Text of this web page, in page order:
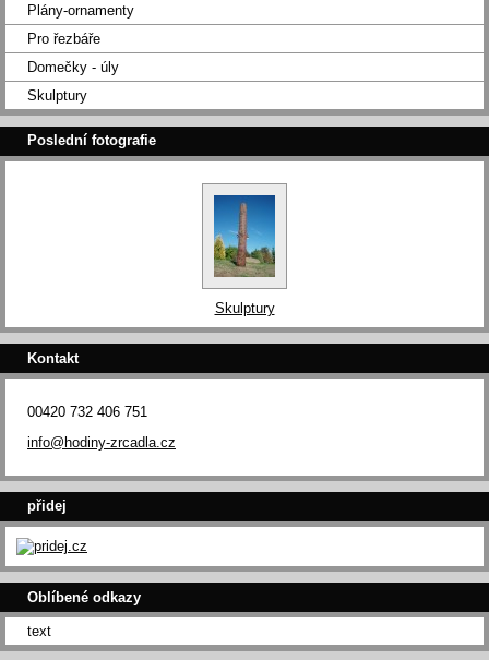
Plány-ornamenty
Pro řezbáře
Domečky - úly
Skulptury
Poslední fotografie
Skulptury
Kontakt
00420 732 406 751
info@hodiny-zrcadla.cz
přidej
Oblíbené odkazy
text